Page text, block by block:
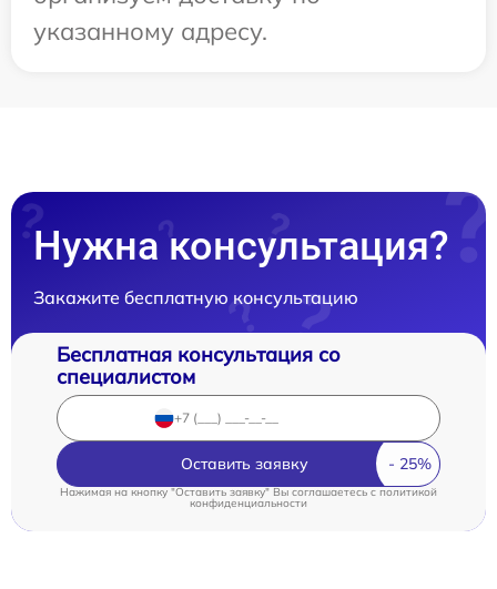
указанному адресу.
Нужна консультация?
Закажите бесплатную консультацию
Бесплатная консультация со
специалистом
Оставить заявку
Нажимая на кнопку "Оставить заявку" Вы соглашаетесь cполитикой
конфиденциальности